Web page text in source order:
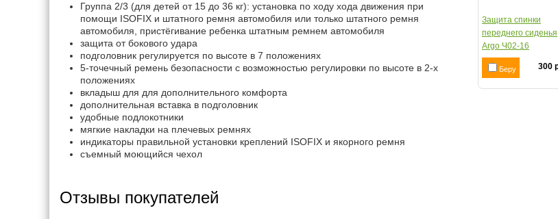
Группа 2/3 (для детей от 15 до 36 кг): установка по ходу хода движения при
помощи ISOFIX и штатного ремня автомобиля или только штатного ремня
автомобиля, пристёгивание ребенка штатным ремнем автомобиля
защита от бокового удара
подголовник регулируется по высоте в 7 положениях
5-точечный ремень безопасности с возможностью регулировки по высоте в 2-х
положениях
вкладыш для для дополнительного комфорта
дополнительная вставка в подголовник
удобные подлокотники
мягкие накладки на плечевых ремнях
индикаторы правильной установки креплений ISOFIX и якорного ремня
съемный моющийся чехол
Отзывы покупателей
Защита спинки
переднего сиденья
Argo Ч02-16
Беру 300